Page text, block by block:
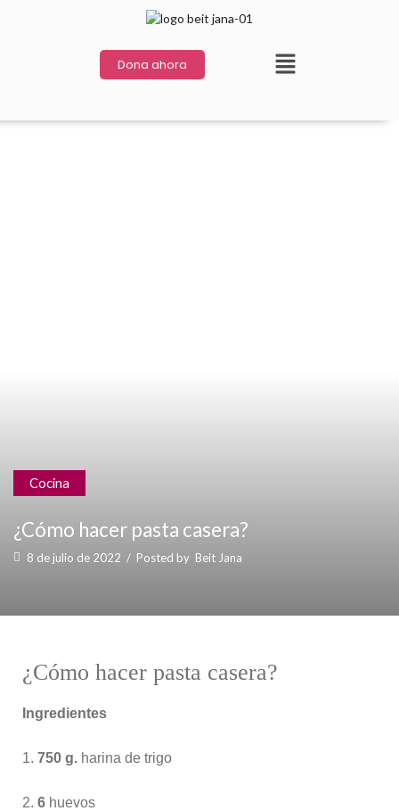
Dona ahora
Cocina
¿Cómo hacer pasta casera?
8 de julio de 2022 / Posted by Beit Jana
¿Cómo hacer pasta casera?
Ingredientes
1. 750 g. harina de trigo
2. 6 huevos